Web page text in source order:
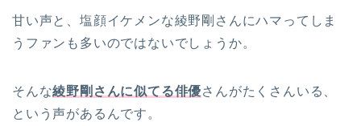
甘い声と、塩顔イケメンな綾野剛さんにハマってしま
うファンも多いのではないでしょうか。
そんな綾野剛さんに似てる俳優さんがたくさんいる、
という声があるんです。